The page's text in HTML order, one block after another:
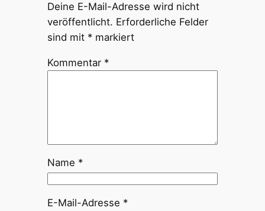
Deine E-Mail-Adresse wird nicht
veröffentlicht. Erforderliche Felder
sind mit *markiert
Kommentar *
Name *
E-Mail-Adresse *